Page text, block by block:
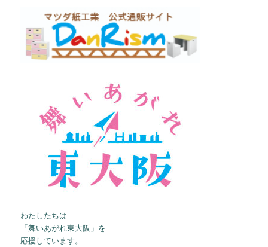
わたしたちは
「舞いあがれ東大阪」を
応援しています。